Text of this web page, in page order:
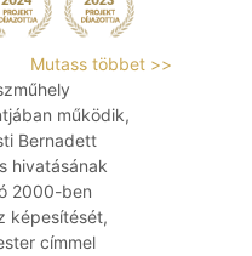
Mutass többet >>
működik,
Bernadett
hivatásának
2000-ben
képesítését,
címmel